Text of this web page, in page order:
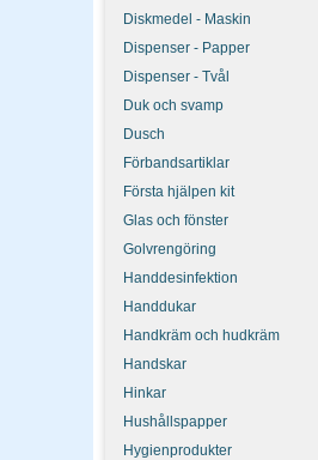
Diskmedel - Maskin
Dispenser - Papper
Dispenser - Tvål
Duk och svamp
Dusch
Förbandsartiklar
Första hjälpen kit
Glas och fönster
Golvrengöring
Handdesinfektion
Handdukar
Handkräm och hudkräm
Handskar
Hinkar
Hushållspapper
Hygienprodukter